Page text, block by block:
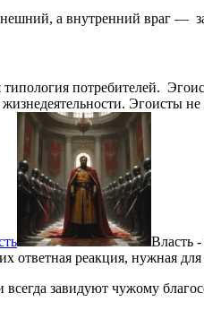
а внутренний враг —
типология потребителей.
Эгоисты
Власть
ответная реакция, нужная
завидуют чужому